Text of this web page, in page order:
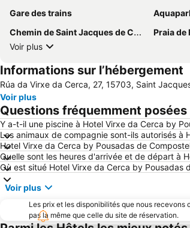
Gare des trains
Chemin de Saint Jacques de Compostelle
Praia de
Voir plus
Informations sur l’hébergement
Rúa da Virxe da Cerca, 27, 15703, Saint
Voir plus
Questions fréquemment
Y a-t-il une piscine à Hotel Virxe da Cerca by
Les animaux de compagnie sont-ils autorisés à
Hotel Virxe da Cerca by Pousadas de
Quelle sont les heures d'arrivée et de départ à
Où est situé Hotel Virxe da Cerca by Pousadas
Voir plus
Les prix et les disponibilités que nous
pas la même que celle du site de réservation.